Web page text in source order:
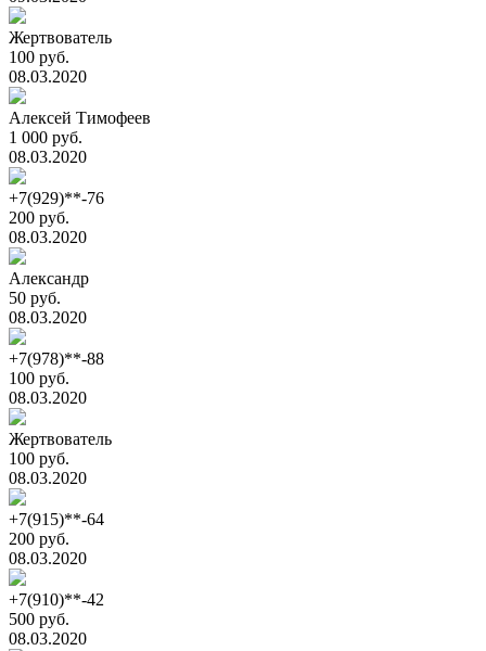
Жертвователь
100 руб.
08.03.2020
Алексей Тимофеев
1 000 руб.
08.03.2020
+7(929)**-76
200 руб.
08.03.2020
Александр
50 руб.
08.03.2020
+7(978)**-88
100 руб.
08.03.2020
Жертвователь
100 руб.
08.03.2020
+7(915)**-64
200 руб.
08.03.2020
+7(910)**-42
500 руб.
08.03.2020